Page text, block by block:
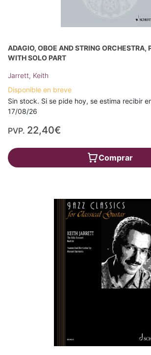
ADAGIO, OBOE AND STRING ORCHESTRA,
WITH SOLO PART
Jarrett, Keith
Disponible en breve
Sin stock. Si se pide hoy, se estima recibir
17/08/26
PVP. 22,40€
Comprar